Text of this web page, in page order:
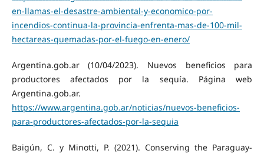
en-llamas-el-desastre-ambiental-y-economico-por-
incendios-continua-la-provincia-enfrenta-mas-de-100-mil-
hectareas-quemadas-por-el-fuego-en-enero/
Argentina.gob.ar (10/04/2023). Nuevos beneficios para
productores afectados por la sequía. Página web
Argentina.gob.ar.
https://www.argentina.gob.ar/noticias/nuevos-beneficios-
para-productores-afectados-por-la-sequia
Baigún, C. y Minotti, P. (2021). Conserving the Paraguay-